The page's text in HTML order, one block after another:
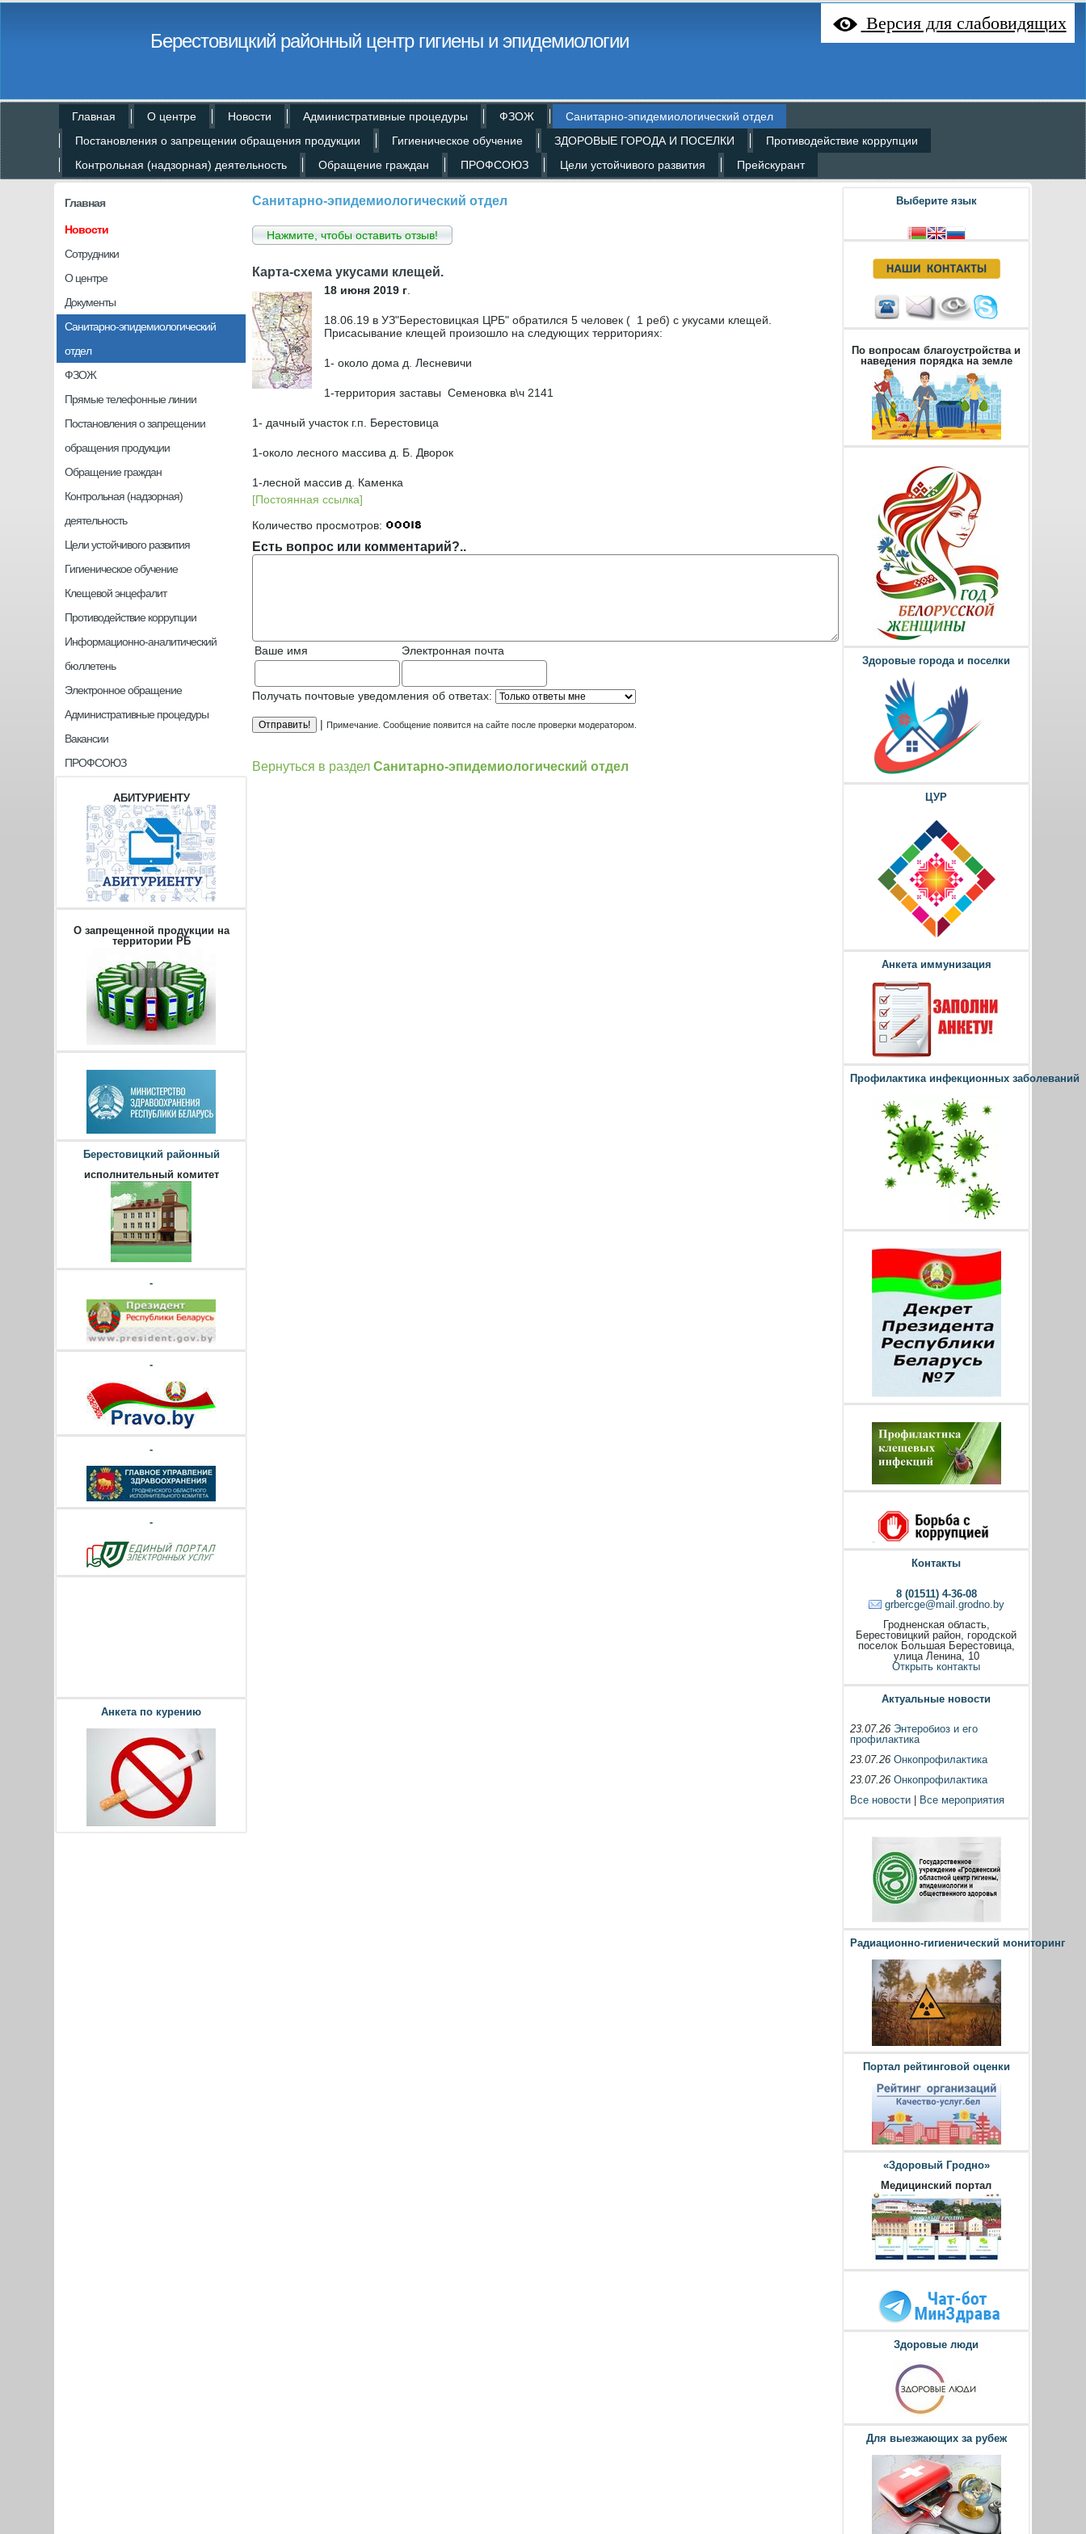
Версия для слабовидящих
Берестовицкий районный центр гигиены и эпидемиологии
Главная О центре Новости Административные процедуры ФЗОЖ
Санитарно-эпидемиологический отдел
Постановления о запрещении обращения продукции
Гигиеническое обучение ЗДОРОВЫЕ ГОРОДА И ПОСЕЛКИ
Противодействие коррупции
Контрольная (надзорная) деятельность
Обращение граждан ПРОФСОЮЗ Цели устойчивого развития Прейскурант
Главная
Новости
Сотрудники
О центре
Документы
Санитарно-эпидемиологический
отдел
ФЗОЖ
Прямые телефонные линии
Постановления о запрещении
обращения продукции
Обращение граждан
Контрольная (надзорная)
деятельность
Цели устойчивого развития
Гигиеническое обучение
Клещевой энцефалит
Противодействие коррупции
Информационно-аналитический
бюллетень
Электронное обращение
Административные процедуры
Вакансии
ПРОФСОЮЗ
АБИТУРИЕНТУ
О запрещенной продукции на
территории РБ
Берестовицкий районный
исполнительный комитет
-
-
-
-
Анкета по курению
Санитарно-эпидемиологический отдел
Нажмите, чтобы оставить отзыв!
Карта-схема укусами клещей.
18 июня 2019 г
18.06.19 в УЗ"Берестовицкая ЦРБ" обратился 5 человек ( 1 реб) с укусами клещей.
Присасывание клещей произошло на следующих территориях:
1- около дома д. Лесневичи
1-территория заставы Семеновка в\ч 2141
1- дачный участок г.п. Берестовица
1-около лесного массива д. Б. Дворок
1-лесной массив д. Каменка
[Постоянная ссылка]
Количество просмотров:
Есть вопрос или комментарий?..
Ваше имя Электронная почта
Получать почтовые уведомления об ответах:
|Примечание. Сообщение появится на сайте после проверки модератором.
Вернуться в разделСанитарно-эпидемиологический отдел
Выберите язык
По вопросам благоустройства и
наведения порядка на земле
Здоровые города и поселки
ЦУР
Анкета иммунизация
Профилактика инфекционных заболеваний
Контакты
8 (01511) 4-36-08
grbercge@mail.grodno.by
Гродненская область,
Берестовицкий район, городской
поселок Большая Берестовица,
улица Ленина, 10
Открыть контакты
Актуальные новости
23.07.26 Энтеробиоз и его
профилактика
23.07.26Онкопрофилактика
23.07.26Онкопрофилактика
Все новости
Все мероприятия
Радиационно-гигиенический мониторинг
Портал рейтинговой оценки
«Здоровый Гродно»
Медицинский портал
Здоровые люди
Для выезжающих за рубеж